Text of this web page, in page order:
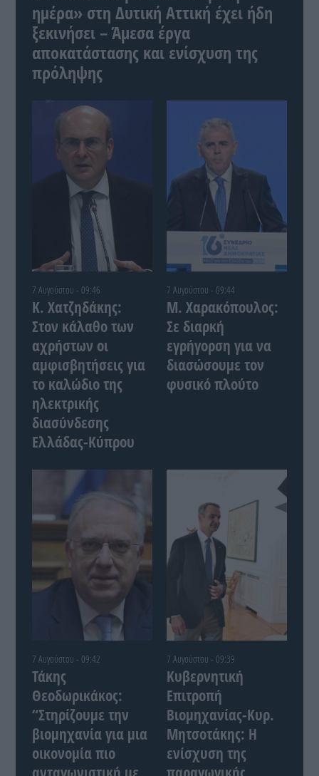
ημέρα» στη Δυτική Αττική έχει ήδη
ξεκινήσει – Άμεσα έργα
αποκατάστασης και ενίσχυση της
πρόληψης
7 Αυγούστου - 09:46
Κ. Χατζηδάκης:
Στον κάλαθο των
αχρήστων οι
αμφισβητήσεις για
το καλώδιο της
ηλεκτρικής
διασύνδεσης
Ελλάδας-Κύπρου
7 Αυγούστου - 09:44
Μ. Χαρακόπουλος:
Σε διαρκή
εγρήγορση για να
διασώσουμε τον
φυσικό πλούτο
7 Αυγούστου - 09:42
Τάκης
Θεοδωρικάκος:
“Στηρίζουμε την
βιομηχανία για μια
οικονομία πιο
7 Αυγούστου - 09:39
Κυβερνητική
Επιτροπή
Βιομηχανίας-Κυρ.
Μητσοτάκης: Η
ενίσχυση της